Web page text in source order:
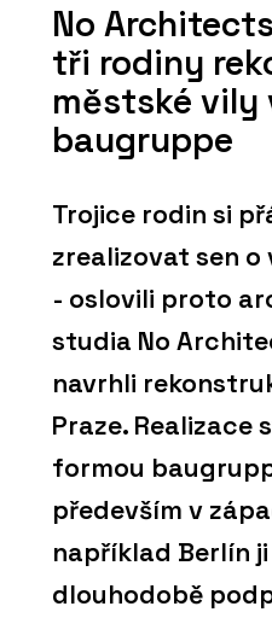
No
tři rodiny
městské vily
baugruppe
Trojice rodin si
zrealizovat sen
- oslovili proto
studia No
navrhli
Praze. Realizace
formou
především v
například Berlín
dlouhodobě